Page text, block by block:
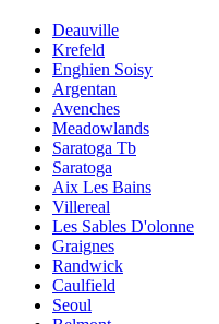
Deauville
Krefeld
Enghien Soisy
Argentan
Avenches
Meadowlands
Saratoga Tb
Saratoga
Aix Les Bains
Villereal
Les Sables D'olonne
Graignes
Randwick
Caulfield
Seoul